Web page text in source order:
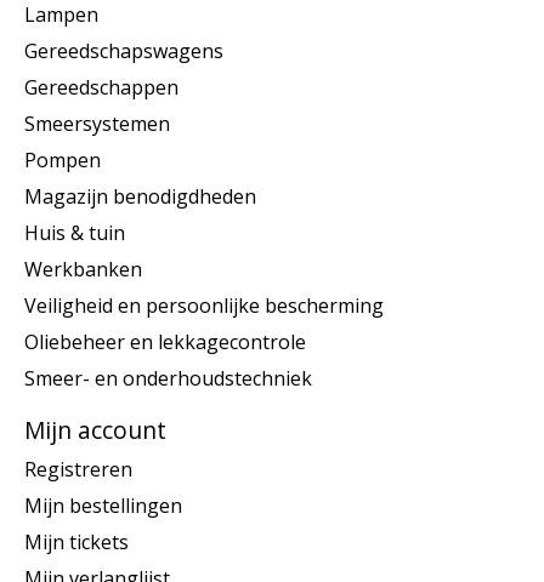
Lampen
Gereedschapswagens
Gereedschappen
Smeersystemen
Pompen
Magazijn benodigdheden
Huis & tuin
Werkbanken
Veiligheid en persoonlijke bescherming
Oliebeheer en lekkagecontrole
Smeer- en onderhoudstechniek
Mijn account
Registreren
Mijn bestellingen
Mijn tickets